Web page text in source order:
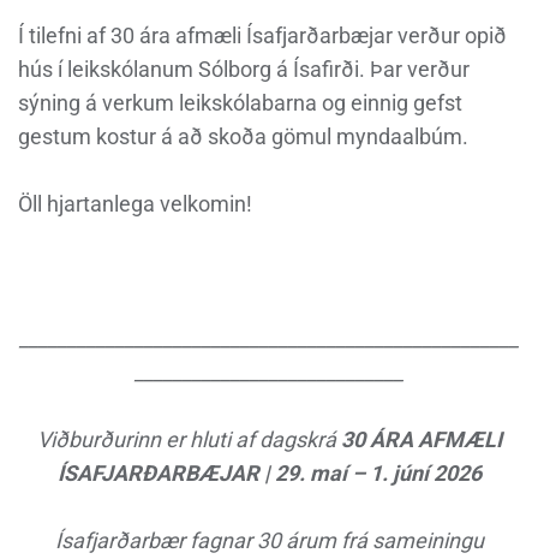
Í tilefni af 30 ára afmæli Ísafjarðarbæjar verður opið
hús í leikskólanum Sólborg á Ísafirði. Þar verður
sýning á verkum leikskólabarna og einnig gefst
gestum kostur á að skoða gömul myndaalbúm.
Öll hjartanlega velkomin!
Viðburðurinn er hluti af dagskrá30 ÁRA AFMÆLI
ÍSAFJARÐARBÆJAR | 29. maí – 1. júní 2026
Ísafjarðarbær fagnar 30 árum frá sameiningu